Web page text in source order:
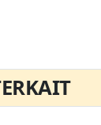
Template